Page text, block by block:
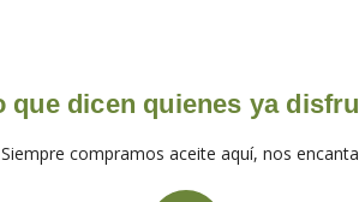
que dicen quienes ya
Siempre compramos aceite aquí, nos